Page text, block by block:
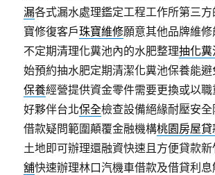
漏各式漏水處理鑑定工程工作所第三
寶修復客戶珠寶維修願意其他品牌維
不定期清理化糞池內的水肥整理抽化糞
始預約抽水肥定期清潔化糞池保養能避
保養經營提供資金零件需要更換或以
好夥伴台北保全檢查設備絕緣耐壓安
借款疑問範圍顛覆金融機構桃園房屋貸
土地即可辦理還融資快速且方便貸款
舖快速辦理林口汽機車借款及借貸利